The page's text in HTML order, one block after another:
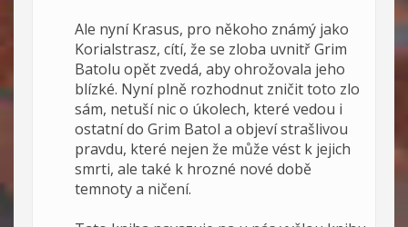
Ale nyní Krasus, pro někoho známý jako
Korialstrasz, cítí, že se zloba uvnitř Grim
Batolu opět zvedá, aby ohrožovala jeho
blízké. Nyní plně rozhodnut zničit toto zlo
sám, netuší nic o úkolech, které vedou i
ostatní do Grim Batol a objeví strašlivou
pravdu, které nejen že může vést k jejich
smrti, ale také k hrozné nové době
temnoty a ničení.